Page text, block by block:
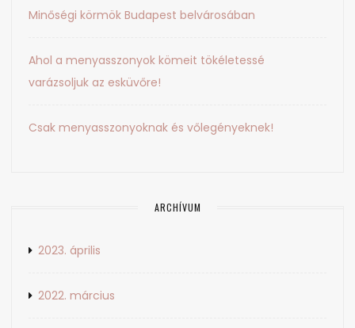
Minőségi körmök Budapest belvárosában
Ahol a menyasszonyok kömeit tökéletessé
varázsoljuk az esküvőre!
Csak menyasszonyoknak és vőlegényeknek!
ARCHÍVUM
2023. április
2022. március